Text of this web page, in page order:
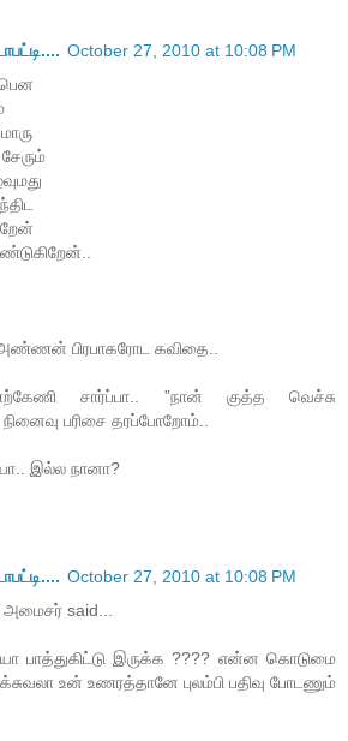
October 27, 2010 at 10:08 PM
பிரபாகரோட கவிதை..
சார்ப்பா.. ”நான் குத்த வெச்சு
நினைவு பரிசை தரப்போறோம்..
இல்ல நானா?
October 27, 2010 at 10:08 PM
அமைசர் said...
பாத்துகிட்டு இருக்க ???? என்ன கொடுமை
உன் உணரத்தானே புலம்பி பதிவு போடணும்